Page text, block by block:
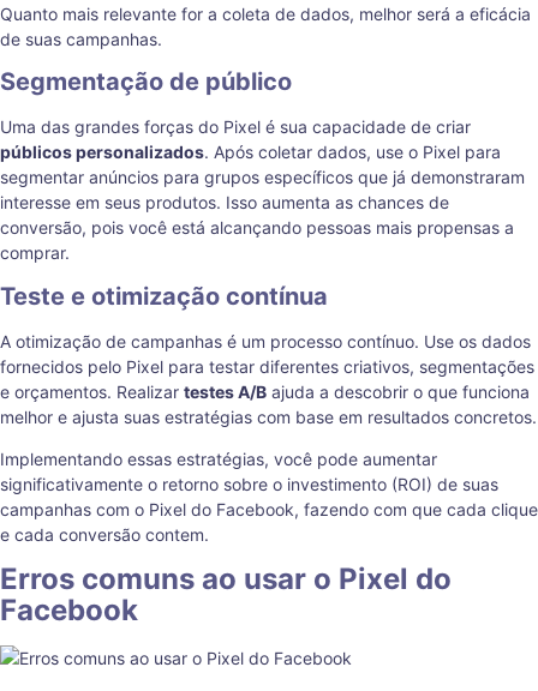
Quanto mais relevante for a coleta de dados, melhor será a eficácia
de suas campanhas.
Segmentação de público
Uma das grandes forças do Pixel é sua capacidade de criar
públicos personalizados. Após coletar dados, use o Pixel para
segmentar anúncios para grupos específicos que já demonstraram
interesse em seus produtos. Isso aumenta as chances de
conversão, pois você está alcançando pessoas mais propensas a
comprar.
Teste e otimização contínua
A otimização de campanhas é um processo contínuo. Use os dados
fornecidos pelo Pixel para testar diferentes criativos, segmentações
e orçamentos. Realizar testes A/B ajuda a descobrir o que funciona
melhor e ajusta suas estratégias com base em resultados concretos.
Implementando essas estratégias, você pode aumentar
significativamente o retorno sobre o investimento (ROI) de suas
campanhas com o Pixel do Facebook, fazendo com que cada clique
e cada conversão contem.
Erros comuns ao usar o Pixel do
Facebook